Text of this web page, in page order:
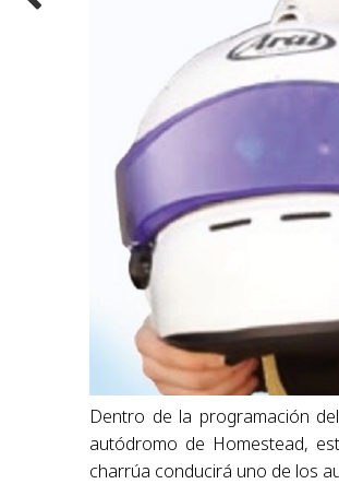
Dentro de la programación
autódromo de Homestead,
charrúa conducirá uno de los